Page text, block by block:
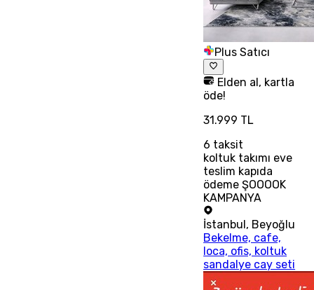
Plus Satıcı
Elden al, kartla
öde!
31.999 TL
6 taksit
koltuk takımı eve
teslim kapıda
ödeme ŞOOOOK
KAMPANYA
İstanbul, Beyoğlu
Bekelme, cafe,
loca, ofis, koltuk
sandalye cay seti